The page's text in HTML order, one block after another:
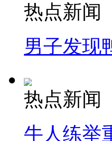
热点新闻
男子发现
热点新闻
牛人练举